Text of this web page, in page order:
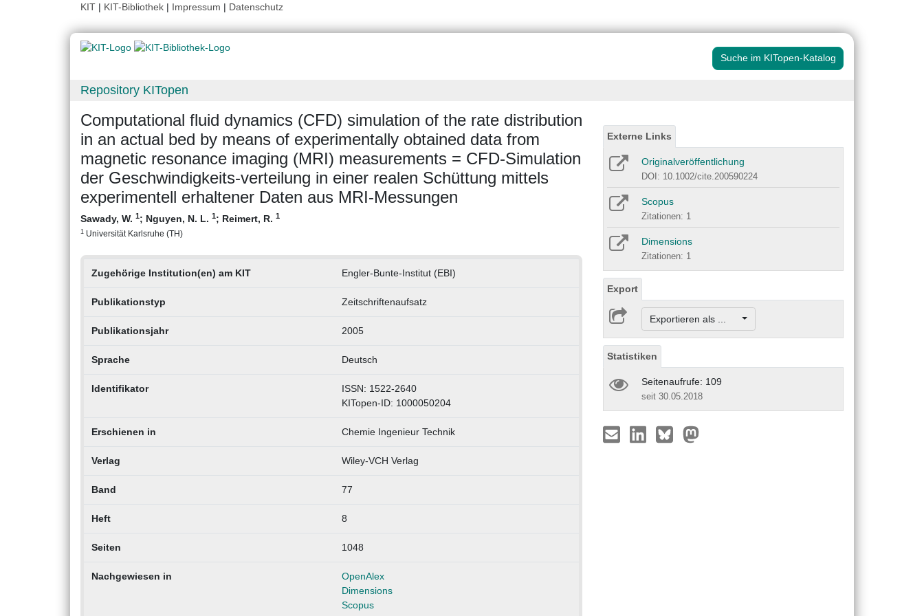
KIT | KIT-Bibliothek | Impressum | Datenschutz
Suche im KITopen-Katalog
Repository KITopen
Computational fluid dynamics (CFD) simulation of the rate distribution
in an actual bed by means of experimentally obtained data from
magnetic resonance imaging (MRI) measurements = CFD-Simulation
der Geschwindigkeits-verteilung in einer realen Schüttung mittels
experimentell erhaltener Daten aus MRI-Messungen
Sawady, W. 1; Nguyen, N. L. 1; Reimert, R. 1
1 Universität Karlsruhe (TH)
Zugehörige Institution(en) am KIT Engler-Bunte-Institut (EBI)
Publikationstyp Zeitschriftenaufsatz
Publikationsjahr 2005
Sprache Deutsch
Identifikator
ISSN: 1522-2640
KITopen-ID: 1000050204
Erschienen in Chemie Ingenieur Technik
Verlag Wiley-VCH Verlag
Band 77
Heft 8
Seiten 1048
Nachgewiesen in
OpenAlex
Dimensions
Scopus
Externe Links
Originalveröffentlichung
DOI: 10.1002/cite.200590224
Scopus
Zitationen: 1
Dimensions
Zitationen: 1
Export
Exportieren als ...
Statistiken
Seitenaufrufe: 109
seit 30.05.2018